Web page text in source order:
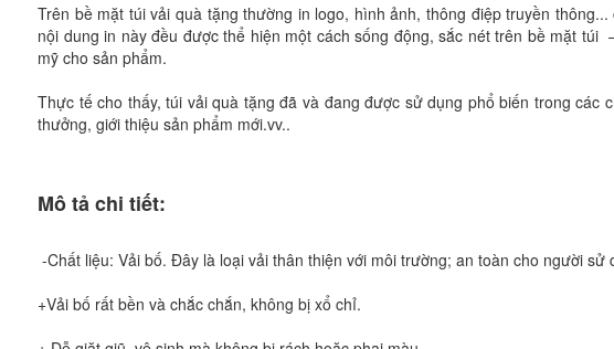
Trên bề mặt túi vải quà tặng thường in logo, hình ảnh, thông điệp truyền
nội dung in này đều được thể hiện một cách sống động, sắc nét trên bề mặt túi
mỹ cho sản phẩm.
Thực tế cho thấy, túi vải quà tặng đã và đang được sử dụng phổ biến trong các
thưởng, giới thiệu sản phẩm mới.vv..
Mô tả chi tiết:
-Chất liệu: Vải bố. Đây là loại vải thân thiện với môi trường; an toàn cho người sử
+Vải bố rất bền và chắc chắn, không bị xổ chỉ.